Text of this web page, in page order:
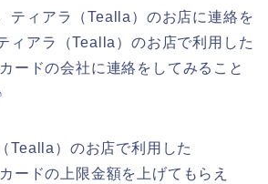
ティアラ（Tealla）のお店に連絡を
ィアラ（Tealla）のお店で利用した
ードの会社に連絡をしてみること
Tealla）のお店で利用した
ードの上限金額を上げてもらえ